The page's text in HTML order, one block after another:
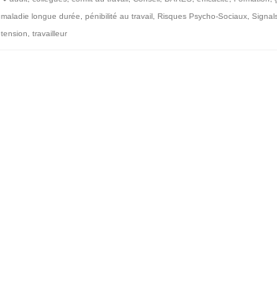
maladie longue durée
pénibilité au travail, Risques Psycho-Sociaux,
tension
travailleur